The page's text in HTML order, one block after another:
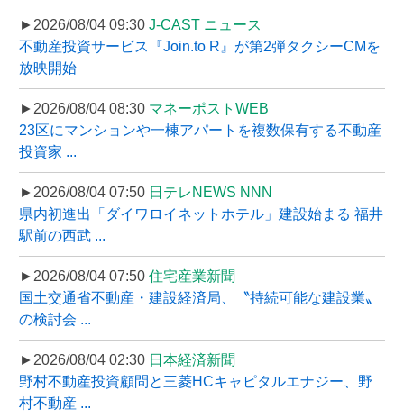
►2026/08/04 09:30 J-CAST ニュース
不動産投資サービス『Join.to R』が第2弾タクシーCMを
放映開始
►2026/08/04 08:30 マネーポストWEB
23区にマンションや一棟アパートを複数保有する不動産
投資家 ...
►2026/08/04 07:50 日テレNEWS NNN
県内初進出「ダイワロイネットホテル」建設始まる 福井
駅前の西武 ...
►2026/08/04 07:50 住宅産業新聞
国土交通省不動産・建設経済局、〝持続可能な建設業〟
の検討会 ...
►2026/08/04 02:30 日本経済新聞
野村不動産投資顧問と三菱HCキャピタルエナジー、野
村不動産 ...